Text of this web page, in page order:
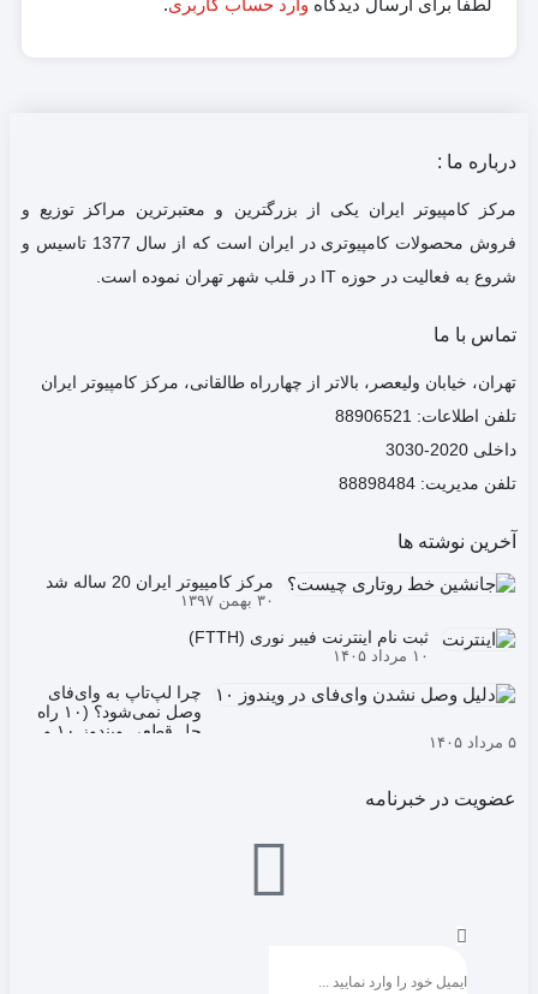
لطفا برای ارسال دیدگاه وارد حساب کاربری.
درباره ما :
مرکز کامپیوتر ایران یکی از بزرگترین و معتبرترین مراکز توزیع و
فروش محصولات کامپیوتری در ایران است که از سال 1377 تاسیس و
شروع به فعالیت در حوزه IT در قلب شهر تهران نموده است.
تماس با ما
تهران، خیابان ولیعصر، بالاتر از چهارراه طالقانی، مرکز کامپیوتر ایران
تلفن اطلاعات: 88906521
داخلی 2020-3030
تلفن مدیریت: 88898484
آخرین نوشته ها
مرکز کامپیوتر ایران 20 ساله شد
۳۰ بهمن ۱۳۹۷
ثبت نام اینترنت فیبر نوری (FTTH)
۱۰ مرداد ۱۴۰۵
چرا لپ‌تاپ به وای‌فای
وصل نمی‌شود؟ (۱۰ راه
حل قطعی ویندوز ۱۰ و
۵ مرداد ۱۴۰۵
عضویت در خبرنامه